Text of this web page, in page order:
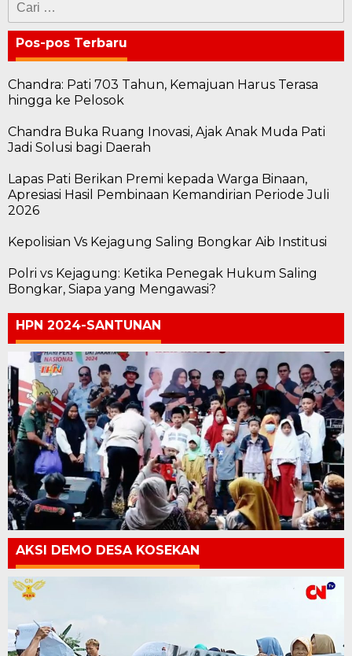
untuk:
Pos-pos Terbaru
Chandra: Pati 703 Tahun, Kemajuan Harus Terasa
hingga ke Pelosok
Chandra Buka Ruang Inovasi, Ajak Anak Muda Pati
Jadi Solusi bagi Daerah
Lapas Pati Berikan Premi kepada Warga Binaan,
Apresiasi Hasil Pembinaan Kemandirian Periode Juli
2026
Kepolisian Vs Kejagung Saling Bongkar Aib Institusi
Polri vs Kejagung: Ketika Penegak Hukum Saling
Bongkar, Siapa yang Mengawasi?
HPN 2024-SANTUNAN
AKSI DEMO DESA KOSEKAN